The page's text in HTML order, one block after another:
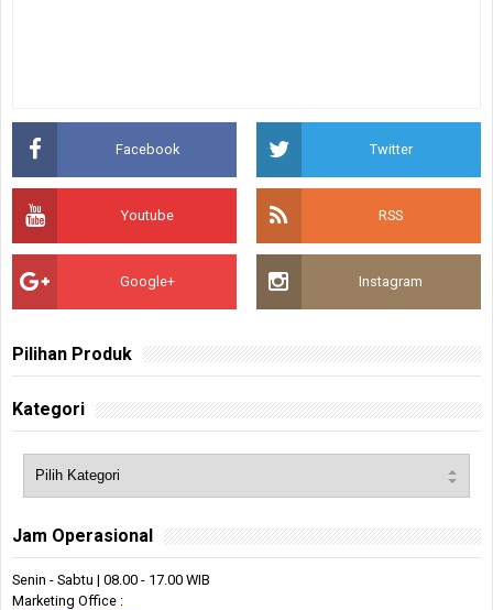
Facebook Twitter
Youtube RSS
Google+ Instagram
Pilihan Produk
Kategori
Jam Operasional
Senin - Sabtu | 08.00 - 17.00 WIB
Marketing Office :